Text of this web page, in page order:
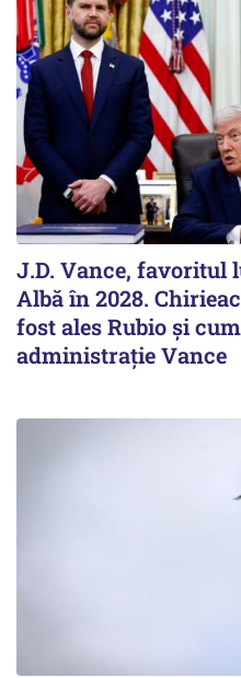
J.D. Vance, favoritul
Albă în 2028.
fost ales Rubio și
administrație Vance